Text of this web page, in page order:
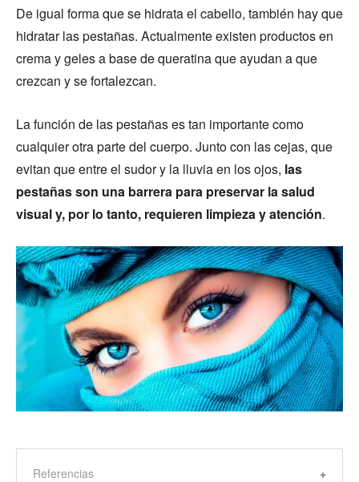
De igual forma que se hidrata el cabello, también hay que
hidratar las pestañas. Actualmente existen productos en
crema y geles a base de queratina que ayudan a que
crezcan y se fortalezcan.
La función de las pestañas es tan importante como
cualquier otra parte del cuerpo. Junto con las cejas, que
evitan que entre el sudor y la lluvia en los ojos, las
pestañas son una barrera para preservar la salud
visual y, por lo tanto, requieren limpieza y atención.
Referencias